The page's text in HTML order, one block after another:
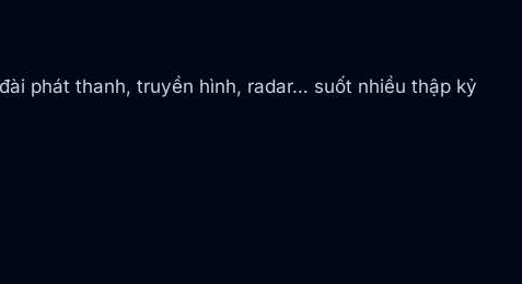
phát thanh, truyền hình, radar… suốt nhiều thập kỷ